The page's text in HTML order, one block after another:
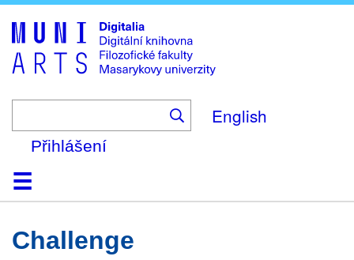
to
main
content
English
Přihlášení
DomůKolekce
Prohlížení
Vyhledávání
O platformě
Nápověda
KontaktDigitalia
Challenge